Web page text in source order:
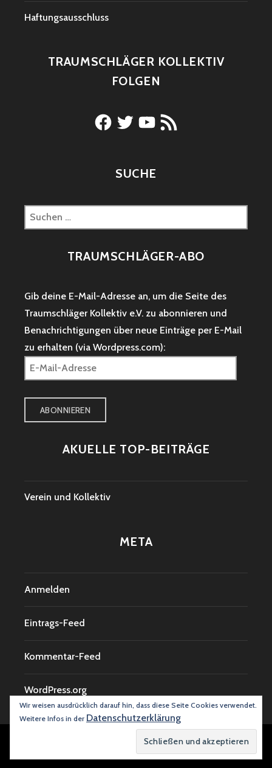
Haftungsausschluss
TRAUMSCHLÄGER KOLLEKTIV
FOLGEN
Facebook
TwitterYouTube
RSS-
Feed
SUCHE
Suchen
nach:
TRAUMSCHLÄGER-ABO
Gib deine E-Mail-Adresse an, um die Seite des
Traumschläger Kollektiv e.V. zu abonnieren und
Benachrichtigungen über neue Einträge per E-Mail
zu erhalten (via Wordpress.com):
E-
Mail-
Adresse
ABONNIEREN
Wir weisen ausdrücklich darauf hin, dass diese Seite Cookies verwendet.
Weitere Infos in der Datenschutzerklärung
AKUELLE TOP-BEITRÄGE
Verein und Kollektiv
META
Anmelden
Eintrags-Feed
Kommentar-Feed
WordPress.org
Theme: Argent vonAutomattic